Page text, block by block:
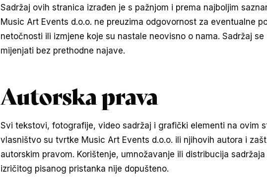
Sadržaj ovih stranica izrađen je s pažnjom i prema najboljim
Music Art Events d.o.o. ne preuzima odgovornost za eventualne
netočnosti ili izmjene koje su nastale neovisno o nama. Sadržaj se
mijenjati bez prethodne najave.
Autorska prava
Svi tekstovi, fotografije, video sadržaj i grafički elementi na ovim
vlasništvo su tvrtke Music Art Events d.o.o. ili njihovih autora i
autorskim pravom. Korištenje, umnožavanje ili distribucija sadržaja
izričitog pisanog pristanka nije dopušteno.